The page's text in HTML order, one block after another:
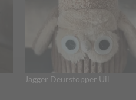
Jagger Deurstopper Uil